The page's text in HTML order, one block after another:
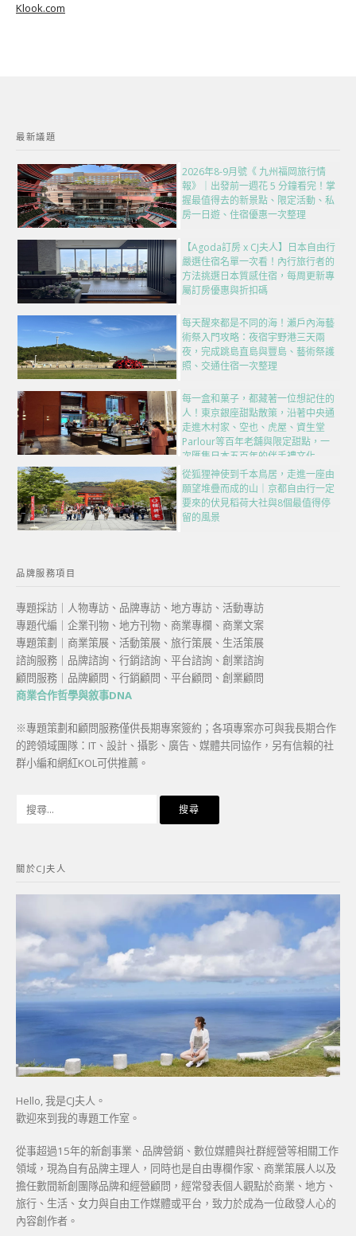
Klook.com
最新議題
2026年8-9月號《 九州福岡旅行情
報》｜出發前一週花 5 分鐘看完！掌
握最值得去的新景點、限定活動、私
房一日遊、住宿優惠一次整理
【Agoda訂房 x CJ夫人】日本自由行
嚴選住宿名單一次看！內行旅行者的
方法挑選日本質感住宿，每周更新專
屬訂房優惠與折扣碼
每天醒來都是不同的海！瀨戶內海藝
術祭入門攻略：夜宿宇野港三天兩
夜，完成跳島直島與豐島、藝術祭護
照、交通住宿一次整理
每一盒和菓子，都藏著一位想記住的
人！東京銀座甜點散策，沿著中央通
走進木村家、空也、虎屋、資生堂
Parlour等百年老舖與限定甜點，一
次匯集日本五百年的伴手禮文化
從狐狸神使到千本鳥居，走進一座由
願望堆疊而成的山｜京都自由行一定
要來的伏見稻荷大社與8個最值得停
留的風景
品牌服務項目
專題採訪｜人物專訪、品牌專訪、地方專訪、活動專訪
專題代編｜企業刊物、地方刊物、商業專欄、商業文案
專題策劃｜商業策展、活動策展、旅行策展、生活策展
諮詢服務｜品牌諮詢、行銷諮詢、平台諮詢、創業諮詢
顧問服務｜品牌顧問、行銷顧問、平台顧問、創業顧問
商業合作哲學與敘事DNA
※專題策劃和顧問服務僅供長期專案簽約；各項專案亦可與我長期合作
的跨領域團隊：IT、設計、攝影、廣告、媒體共同協作，另有信賴的社
群小編和網紅KOL可供推薦。
字:
關於CJ夫人
Hello, 我是CJ夫人。
歡迎來到我的專題工作室。
從事超過15年的新創事業、品牌營銷、數位媒體與社群經營等相關工作
領域，現為自有品牌主理人，同時也是自由專欄作家、商業策展人以及
擔任數間新創團隊品牌和經營顧問，經常發表個人觀點於商業、地方、
旅行、生活、女力與自由工作媒體或平台，致力於成為一位啟發人心的
內容創作者。